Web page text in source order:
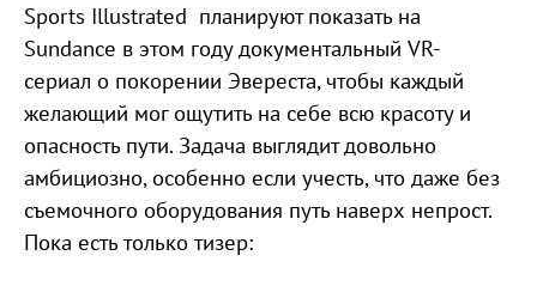
Sports Illustrated планируют показать на
Sundance в этом году документальный VR-
сериал о покорении Эвереста, чтобы каждый
желающий мог ощутить на себе всю красоту и
опасность пути. Задача выглядит довольно
амбициозно, особенно если учесть, что даже без
съемочного оборудования путь наверх непрост.
Пока есть только тизер: